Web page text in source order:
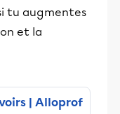
tu augmentes
et la
| Alloprof